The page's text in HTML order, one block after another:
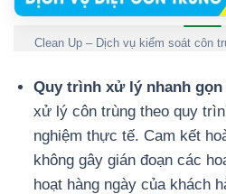
Clean Up – Dịch vụ kiểm soát côn
Quy trình xử lý nhanh gọn
xử lý côn trùng theo quy
nghiệm thực tế. Cam kết
không gây gián đoạn các
hoạt hàng ngày của khách